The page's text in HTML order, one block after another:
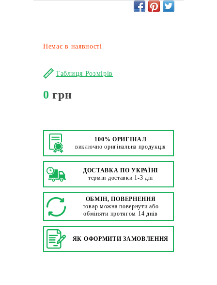
Немає в наявності
Таблиця Розмірів
0 грн
100% ОРИГІНАЛ
виключно оригінальна продукція
ДОСТАВКА ПО УКРАЇНІ
термін доставки 1-3 дні
ОБМІН, ПОВЕРНЕННЯ
товар можна повернути або
обміняти протягом 14 днів
ЯК ОФОРМИТИ ЗАМОВЛЕННЯ